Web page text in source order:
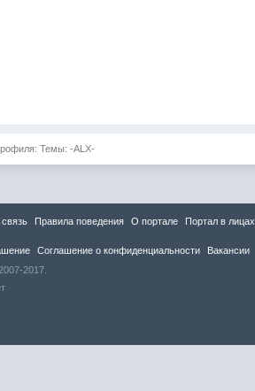
Темы: -ALX-
Правила повeдения О портале Портал в лицах
Соглашение о конфиденциальности
Вакансии
2017.